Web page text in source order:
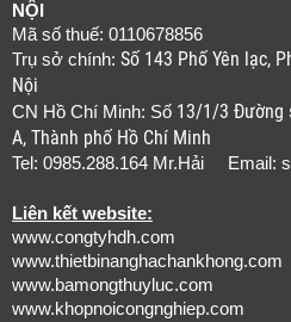
NỘI
Mã số thuế: 0110678856
Trụ sở chính: Số 143 Phố Yên lạc,
Nội
CN Hồ Chí Minh: Số 13/1/3 Đường
A, Thành phố Hồ Chí Minh
Tel: 0985.288.164 Mr.Hải Email:
Liên kết website:
www.congtyhdh.com
www.thietbinanghachankhong.com
www.bamongthuyluc.com
www.khopnoicongnghiep.com